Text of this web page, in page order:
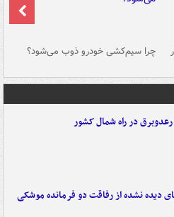
چرا سیم‌کشی خودرو ذوب می‌شود؟
رعدوبرق در راه شمال کشور
دیده نشده از رفاقت دو فرمانده‌ موشکی